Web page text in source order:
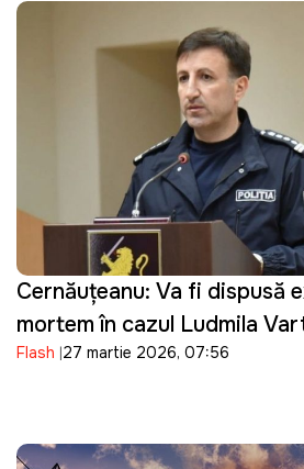
Cernăuțeanu: Va fi dispusă
mortem în cazul Ludmila
Flash 27 martie 2026, 07:56